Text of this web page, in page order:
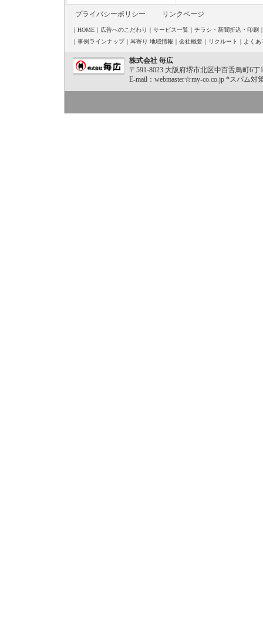
プライバシーポリシー リンクページ
｜ HOME ｜ 広告へのこだわり ｜ サービス一覧 ｜ チラシ・新聞折込・印刷
｜ 事例ラインナップ｜ 耳寄り 地域情報 ｜ 会社概要 ｜ リクルート ｜ よく
株式会社 毎広
〒591-8023 大阪府堺市北区中百舌鳥町6
E-mail：webmaster☆my-co.co.jp *スパム